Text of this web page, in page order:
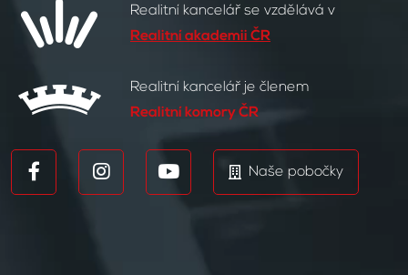
Realitní kancelář se vzdělává v
Realitní akademii ČR
Realitní kancelář je členem
Realitní komory ČR
Naše pobočky